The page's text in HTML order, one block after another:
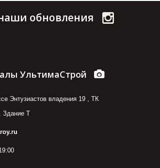
обновления
УльтимаСтрой
Энтузиастов владения 19, ТК
Здание Т